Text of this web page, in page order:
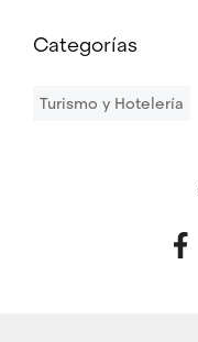
Categorías
Turismo y Hotelería